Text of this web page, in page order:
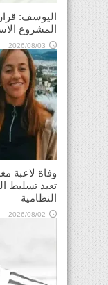
اليوسف: قرار
المشروع
2026/08/03
وفاة لاعبة
تعيد تسليط
النظامية
2026/08/02